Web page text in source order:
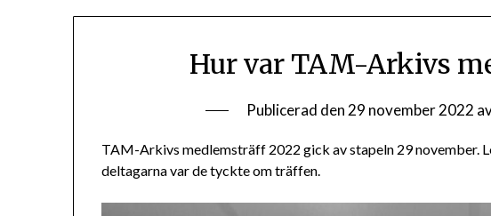
Hur var TAM-Arkivs
Publicerad den 29 november 2022
TAM-Arkivs medlemsträff 2022 gick av stapeln 29 november.
deltagarna var de tyckte om träffen.